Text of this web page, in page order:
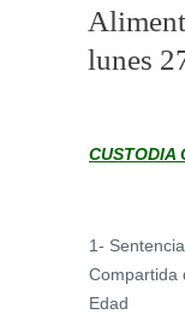
lunes
CUSTODIA
1-
Compartida
Edad